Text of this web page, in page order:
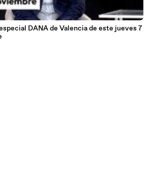
DANA de Valencia de este jueves 7